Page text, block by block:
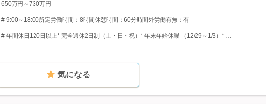
650万円～730万円
# 9:00～18:00所定労働時間：8時間休憩時間：60分時間外労働有無：有
# 年間休日120日以上* 完全週休2日制（土・日・祝）* 年末年始休暇 （12/29～1/3）* …
気になる